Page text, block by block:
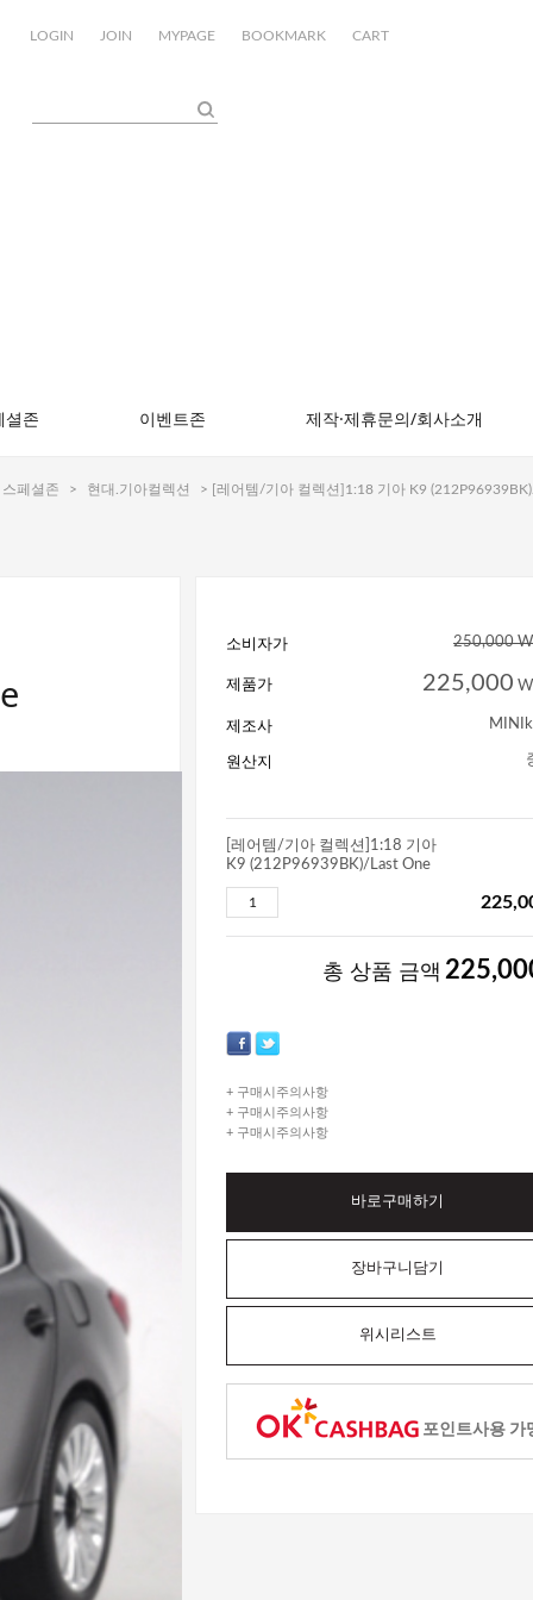
LOGIN JOIN MYPAGE BOOKMARK CART
셜존 이벤트존 제작·제휴문의/회사소개
스페셜존 > 현대.기아컬렉션 > [레어템/기아 컬렉션]1:18 기아 K9
소비자가 250,000
제품가 225,000
제조사
원산지
[레어템/기아 컬렉션]1:18 기아
K9 (212P96939BK)/Last One
총 상품 금액
+ 구매시주의사항
+ 구매시주의사항
+ 구매시주의사항
바로구매하기
장바구니담기
위시리스트
포인트사용 가